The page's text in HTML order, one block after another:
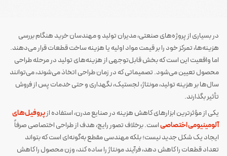
در بسیاری از پروژه‌های صنعتی، مدیران تولید و مهندسان خرید هنگام بررسی
هزینه‌ها، تمرکز خود را بر قیمت مواد اولیه یا هزینه ساخت قطعات قرار می‌دهند.
اما واقعیت این است که بخش قابل‌توجهی از هزینه‌های تولید در مرحله طراحی
محصول تعیین می‌شود. تصمیماتی که در زمان طراحی اتخاذ می‌شوند، می‌توانند
سال‌ها بر هزینه تولید، مونتاژ، لجستیک، نگهداری و حتی خدمات پس از فروش
تأثیر بگذارند.
یکی از مؤثرترین ابزارهای کاهش هزینه در صنایع مدرن، استفاده ازپروفیل‌های
آلومینیومی اختصاصیاست. برخلاف تصور رایج، هدف از طراحی اختصاصی صرفاً
ایجاد یک شکل جدید نیست؛ بلکه مهندسی مقطع به‌گونه‌ای است که بتواند
تعداد قطعات را کاهش دهد، فرآیند مونتاژ را ساده کند، وزن محصول را کاهش